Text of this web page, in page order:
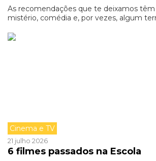
As recomendações que te deixamos têm
mistério, comédia e, por vezes, algum
Cinema e TV
21 julho 2026
6 filmes passados na Escola